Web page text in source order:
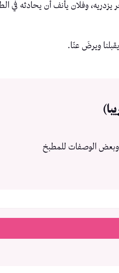
يزدريه، وفلان يأنف أن يحادثه
ويرضَ عنّا.
وبعض الوصفات للمطبخ